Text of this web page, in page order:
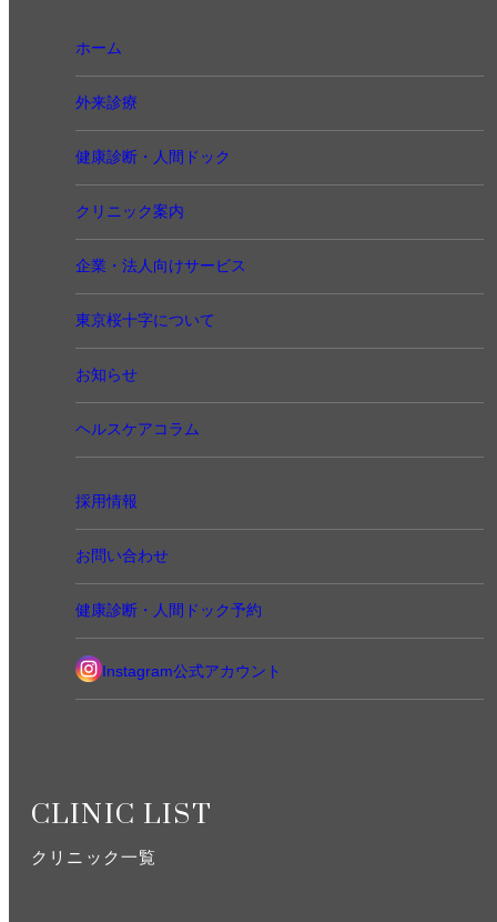
ホーム
外来診療
健康診断・人間ドック
クリニック案内
企業・法人向けサービス
東京桜十字について
お知らせ
ヘルスケアコラム
採用情報
お問い合わせ
健康診断・人間ドック予約
Instagram公式アカウント
CLINIC LIST
クリニック一覧